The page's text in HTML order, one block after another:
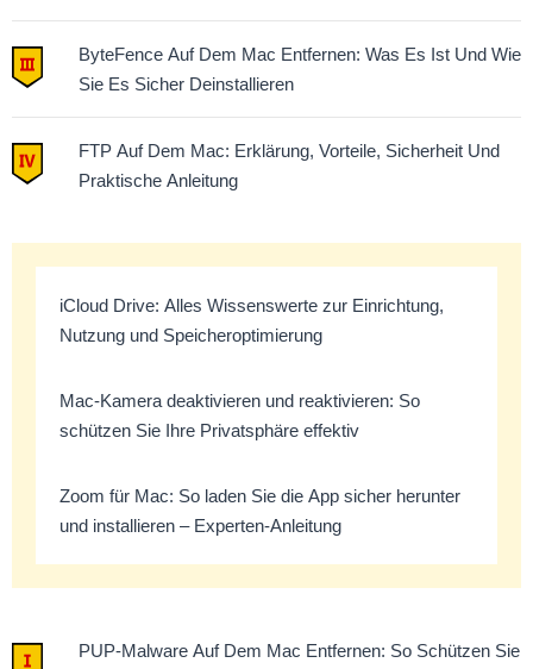
ByteFence Auf Dem Mac Entfernen: Was Es Ist Und Wie
Sie Es Sicher Deinstallieren
FTP Auf Dem Mac: Erklärung, Vorteile, Sicherheit Und
Praktische Anleitung
iCloud Drive: Alles Wissenswerte zur Einrichtung,
Nutzung und Speicheroptimierung
Mac-Kamera deaktivieren und reaktivieren: So
schützen Sie Ihre Privatsphäre effektiv
Zoom für Mac: So laden Sie die App sicher herunter
und installieren – Experten-Anleitung
PUP-Malware Auf Dem Mac Entfernen: So Schützen Sie